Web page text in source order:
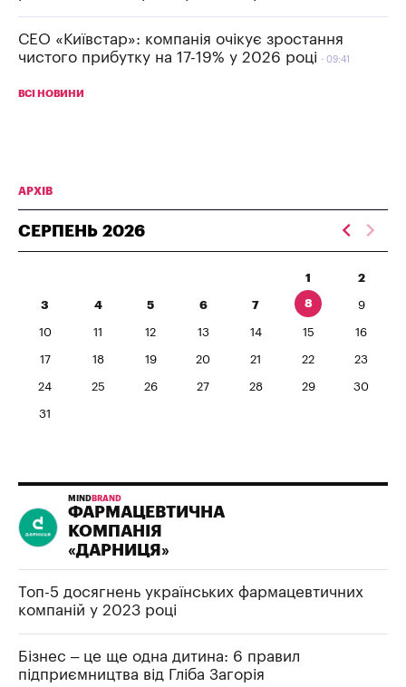
СЕО «Київстар»: компанія очікує зростання
чистого прибутку на 17-19% у 2026 році
09:41
ВСІ НОВИНИ
АРХІВ
СЕРПЕНЬ 2026
1 2
3 4 5 6 7 8 9
10 11 12 13 14 15 16
17 18 19 20 21 22 23
24 25 26 27 28 29 30
31
MIND BRAND
ФАРМАЦЕВТИЧНА
КОМПАНІЯ
«ДАРНИЦЯ»
Топ-5 досягнень українських фармацевтичних
компаній у 2023 році
Бізнес – це ще одна дитина: 6 правил
підприємництва від Гліба Загорія